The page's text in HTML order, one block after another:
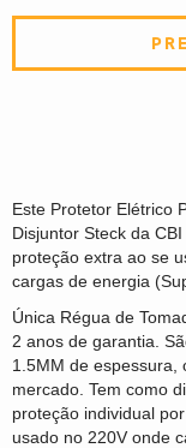
Este Protetor Elétrico
Disjuntor Steck da
proteção extra ao se
cargas de energia
Única Régua de
2 anos de garantia.
1.5MM de espessura,
mercado. Tem como
proteção individual
usado no 220V onde